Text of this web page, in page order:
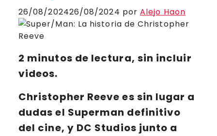
26/08/202426/08/2024 porAlejo Haon
2 minutos de lectura, sin incluir
videos.
Christopher Reeve es sin lugar a
dudas el Superman definitivo
del cine, y DC Studios junto a